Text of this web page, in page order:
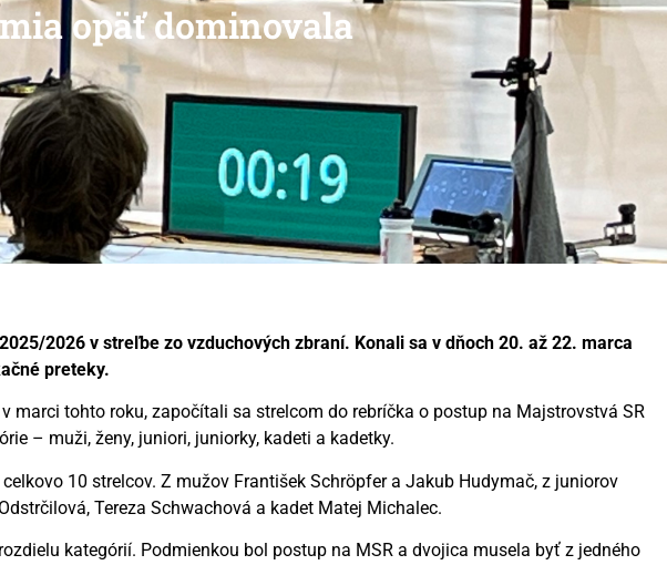
opäť dominovala
2026 v streľbe zo vzduchových zbraní. Konali sa v dňoch 20. až 22. marca
preteky.
tohto roku, započítali sa strelcom do rebríčka o postup na Majstrovstvá SR
– muži, ženy, juniori, juniorky, kadeti a kadetky.
10 strelcov. Z mužov František Schröpfer a Jakub Hudymač, z juniorov
Tereza Schwachová a kadet Matej Michalec.
kategórií. Podmienkou bol postup na MSR a dvojica musela byť z jedného